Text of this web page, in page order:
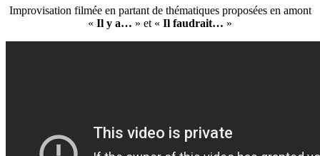
Improvisation filmée en partant de thématiques proposées en amont
« Il y a… » et « Il faudrait… »